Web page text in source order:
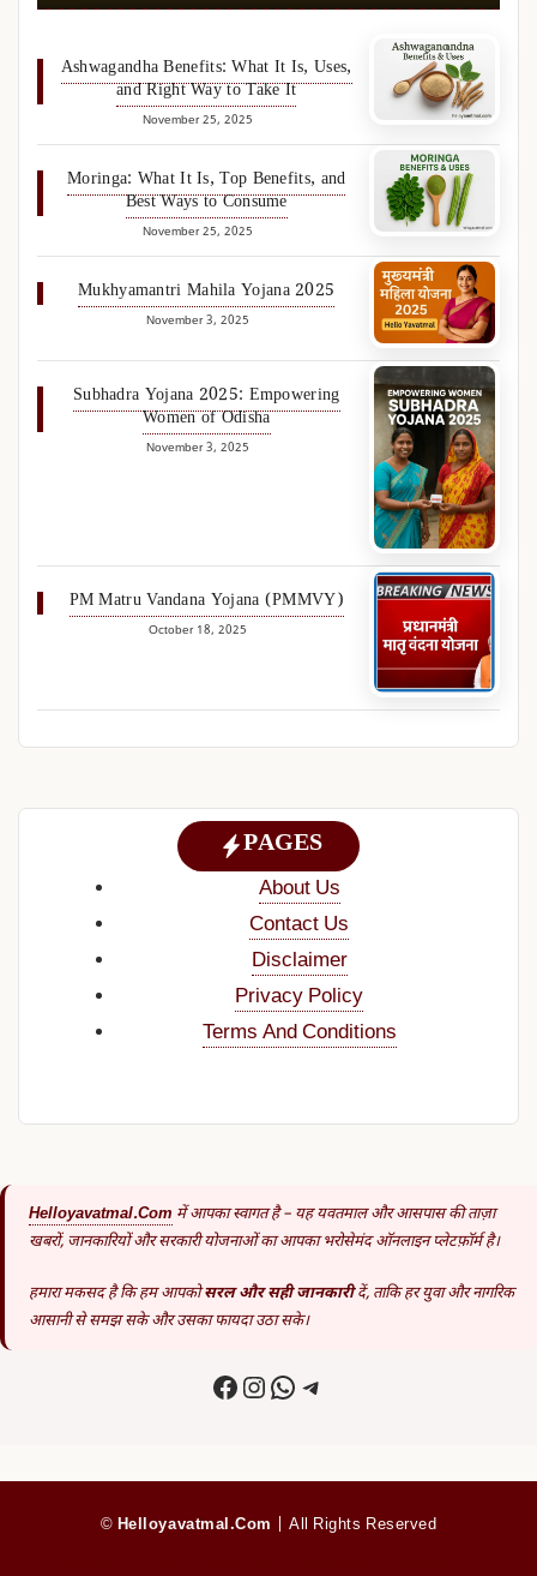
Ashwagandha Benefits: What It Is, Uses,
and Right Way to Take It
November 25, 2025
Moringa: What It Is, Top Benefits, and
Best Ways to Consume
November 25, 2025
Mukhyamantri Mahila Yojana 2025
November 3, 2025
Subhadra Yojana 2025: Empowering
Women of Odisha
November 3, 2025
PM Matru Vandana Yojana (PMMVY)
October 18, 2025
PAGES
About Us
Contact Us
Disclaimer
Privacy Policy
Terms And Conditions
Helloyavatmal.com में आपका स्वागत है – यह यवतमाल और आसपास की ताज़ा
खबरों, जानकारियों और सरकारी योजनाओं का आपका भरोसेमंद ऑनलाइन प्लेटफ़ॉर्म है।
हमारा मकसद है कि हम आपकोसरल और सही जानकारीदें, ताकि हर युवा और नागरिक
आसानी से समझ सके और उसका फायदा उठा सके।
Facebook Instagram WhatsApp Telegram
© Helloyavatmal.com
| All Rights Reserved